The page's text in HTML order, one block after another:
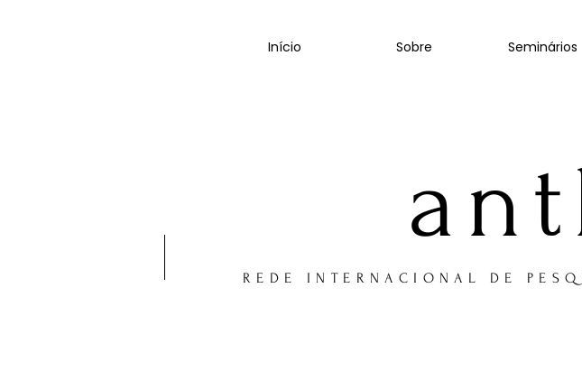
Início Sobre Seminários
REDE INTERNACIONAL DE